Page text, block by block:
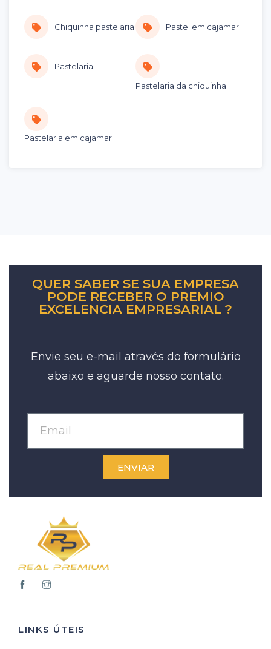
Chiquinha pastelaria Pastel em cajamar
Pastelaria
Pastelaria da chiquinha
Pastelaria em cajamar
QUER SABER SE SUA EMPRESA
PODE RECEBER O PREMIO
EXCELENCIA EMPRESARIAL ?
Envie seu e-mail através do formulário
abaixo e aguarde nosso contato.
ENVIAR
LINKS ÚTEIS